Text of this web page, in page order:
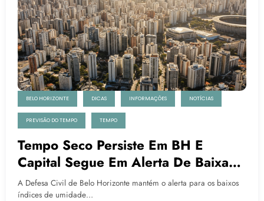
BELO HORIZONTE DICAS INFORMAÇÕES NOTÍCIAS
PREVISÃO DO TEMPO TEMPO
Tempo Seco Persiste Em BH E
Capital Segue Em Alerta De Baixa
Umidade
A Defesa Civil de Belo Horizonte mantém o alerta para os baixos
índices de umidade…